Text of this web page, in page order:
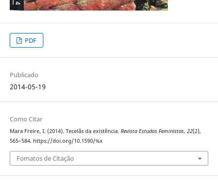
PDF
Publicado
2014-05-19
Como Citar
Mara Freire, I. (2014). Tecelãs da existência. Revista Estudos Feministas, 22(2),
565–584. https://doi.org/10.1590/%x
Fomatos de Citação